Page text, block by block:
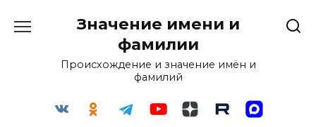
Значение имени и
фамилии
Происхождение и значение имён и
фамилий